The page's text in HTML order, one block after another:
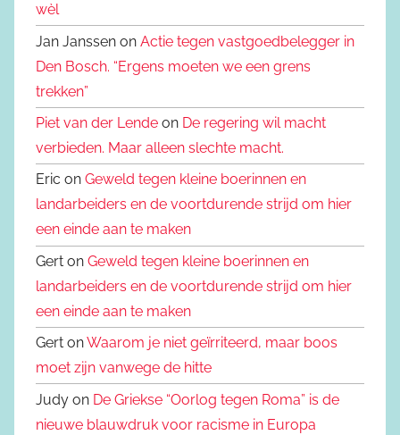
wèl
Jan Janssen on Actie tegen vastgoedbelegger in
Den Bosch. “Ergens moeten we een grens
trekken”
Piet van der Lende on De regering wil macht
verbieden. Maar alleen slechte macht.
Eric on Geweld tegen kleine boerinnen en
landarbeiders en de voortdurende strijd om hier
een einde aan te maken
Gert on Geweld tegen kleine boerinnen en
landarbeiders en de voortdurende strijd om hier
een einde aan te maken
Gert onWaarom je niet geïrriteerd, maar boos
moet zijn vanwege de hitte
Judy on De Griekse “Oorlog tegen Roma” is de
nieuwe blauwdruk voor racisme in Europa